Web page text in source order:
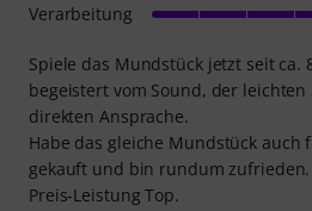
Spiele das Mundstück jetzt seit ca.
begeistert vom Sound, der
direkten Ansprache.
Habe das gleiche Mundstück auch
gekauft und bin rundum
Preis-Leistung Top.
Verarbeitung